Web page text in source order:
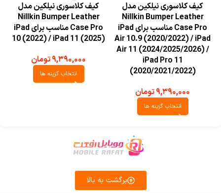
کیف کلاسوری نیلکین مدل
Nillkin Bumper Leather
Case Pro مناسب برای iPad
Air 10.9 (2020/2022) / iPad
Air 11 (2024/2025/2026) /
iPad Pro 11
(2020/2021/2022)
۹,۳۹۰,۰۰۰تومان
انتخاب گزینه ها
کیف کلاسوری نیلکین مدل
Nillkin Bumper Leather
Case Pro مناسب برای iPad
10 (2022) / iPad 11 (2025)
۹,۳۹۰,۰۰۰تومان
انتخاب گزینه ها
برگشت به بالا